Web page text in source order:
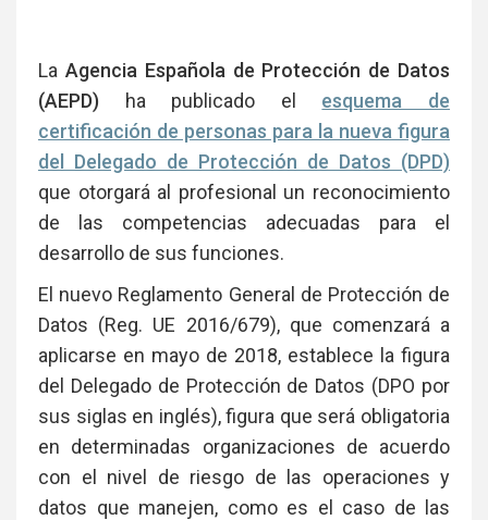
La Agencia Española de Protección de Datos
(AEPD) ha publicado el esquema de
certificación de personas para la nueva figura
del Delegado de Protección de Datos (DPD)
que otorgará al profesional un reconocimiento
de las competencias adecuadas para el
desarrollo de sus funciones.
El nuevo Reglamento General de Protección de
Datos (Reg. UE 2016/679), que comenzará a
aplicarse en mayo de 2018, establece la figura
del Delegado de Protección de Datos (DPO por
sus siglas en inglés), figura que será obligatoria
en determinadas organizaciones de acuerdo
con el nivel de riesgo de las operaciones y
datos que manejen, como es el caso de las